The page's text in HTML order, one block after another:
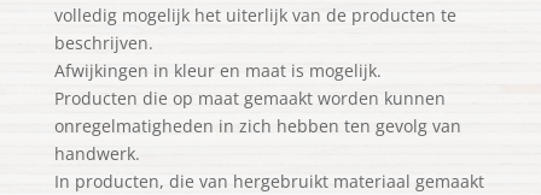
volledig mogelijk het uiterlijk van de producten te
beschrijven.
Afwijkingen in kleur en maat is mogelijk.
Producten die op maat gemaakt worden kunnen
onregelmatigheden in zich hebben ten gevolg van
handwerk.
In producten, die van hergebruikt materiaal gemaakt